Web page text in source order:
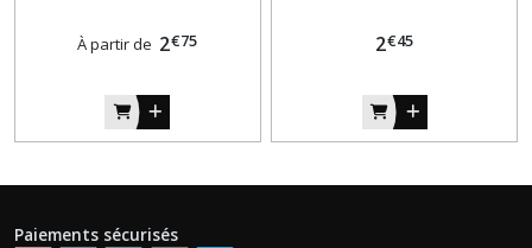
À partir de 2€75 2€45
Paiements sécurisés